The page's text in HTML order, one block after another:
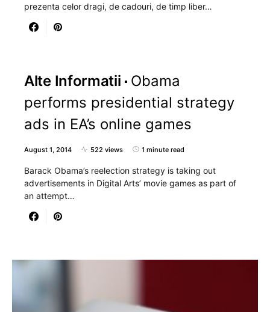
prezenta celor dragi, de cadouri, de timp liber…
Alte Informatii
Obama
performs presidential strategy
ads in EA’s online games
August 1, 2014 522 views 1 minute read
Barack Obama’s reelection strategy is taking out
advertisements in Digital Arts’ movie games as part of
an attempt…